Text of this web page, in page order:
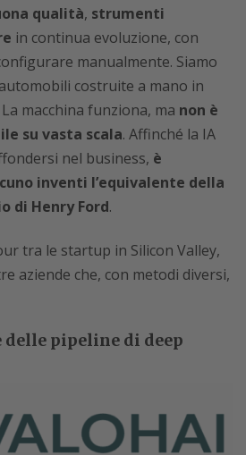
qualità, strumenti
in continua evoluzione, con
manualmente. Siamo
costruite a mano in
macchina funziona, ma non è
su vasta scala. Affinché la IA
nel business, è
inventi l’equivalente della
di Henry Ford.
tra le startup in Silicon Valley,
aziende che, con metodi diversi,
delle pipeline di deep